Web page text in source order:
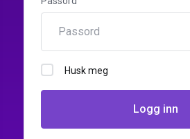
Husk meg
Logg inn